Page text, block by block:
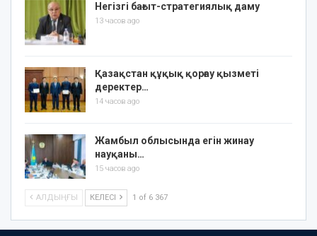
Негізгі бағыт-стратегиялық даму
13 часов ago
Қазақстан құқық қорғау қызметі
деректер…
14 часов ago
Жамбыл облысында егін жинау
науқаны…
15 часов ago
АЛДЫҢҒЫ КЕЛЕСІ 1 of 6 367